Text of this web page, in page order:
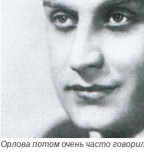
Орлова потом очень часто